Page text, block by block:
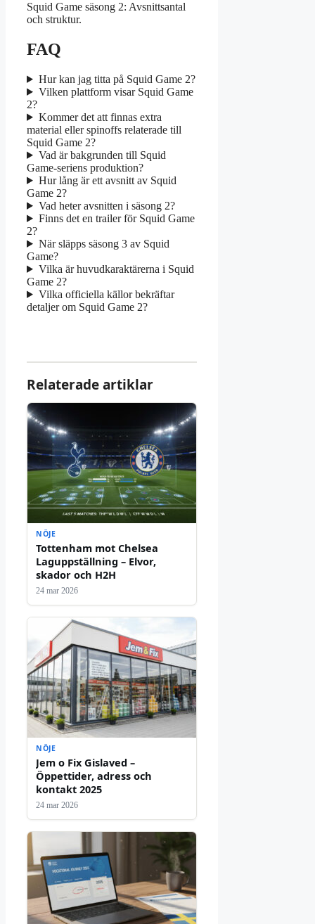
Squid Game säsong 2: Avsnittsantal
och struktur.
FAQ
Hur kan jag titta på Squid Game 2?
Vilken plattform visar Squid Game
2?
Kommer det att finnas extra
material eller spinoffs relaterade till
Squid Game 2?
Vad är bakgrunden till Squid
Game-seriens produktion?
Hur lång är ett avsnitt av Squid
Game 2?
Vad heter avsnitten i säsong 2?
Finns det en trailer för Squid Game
2?
När släpps säsong 3 av Squid
Game?
Vilka är huvudkaraktärerna i Squid
Game 2?
Vilka officiella källor bekräftar
detaljer om Squid Game 2?
Relaterade artiklar
NÖJE
Tottenham mot Chelsea
Laguppställning – Elvor,
skador och H2H
24 mar 2026
NÖJE
Jem o Fix Gislaved –
Öppettider, adress och
kontakt 2025
24 mar 2026